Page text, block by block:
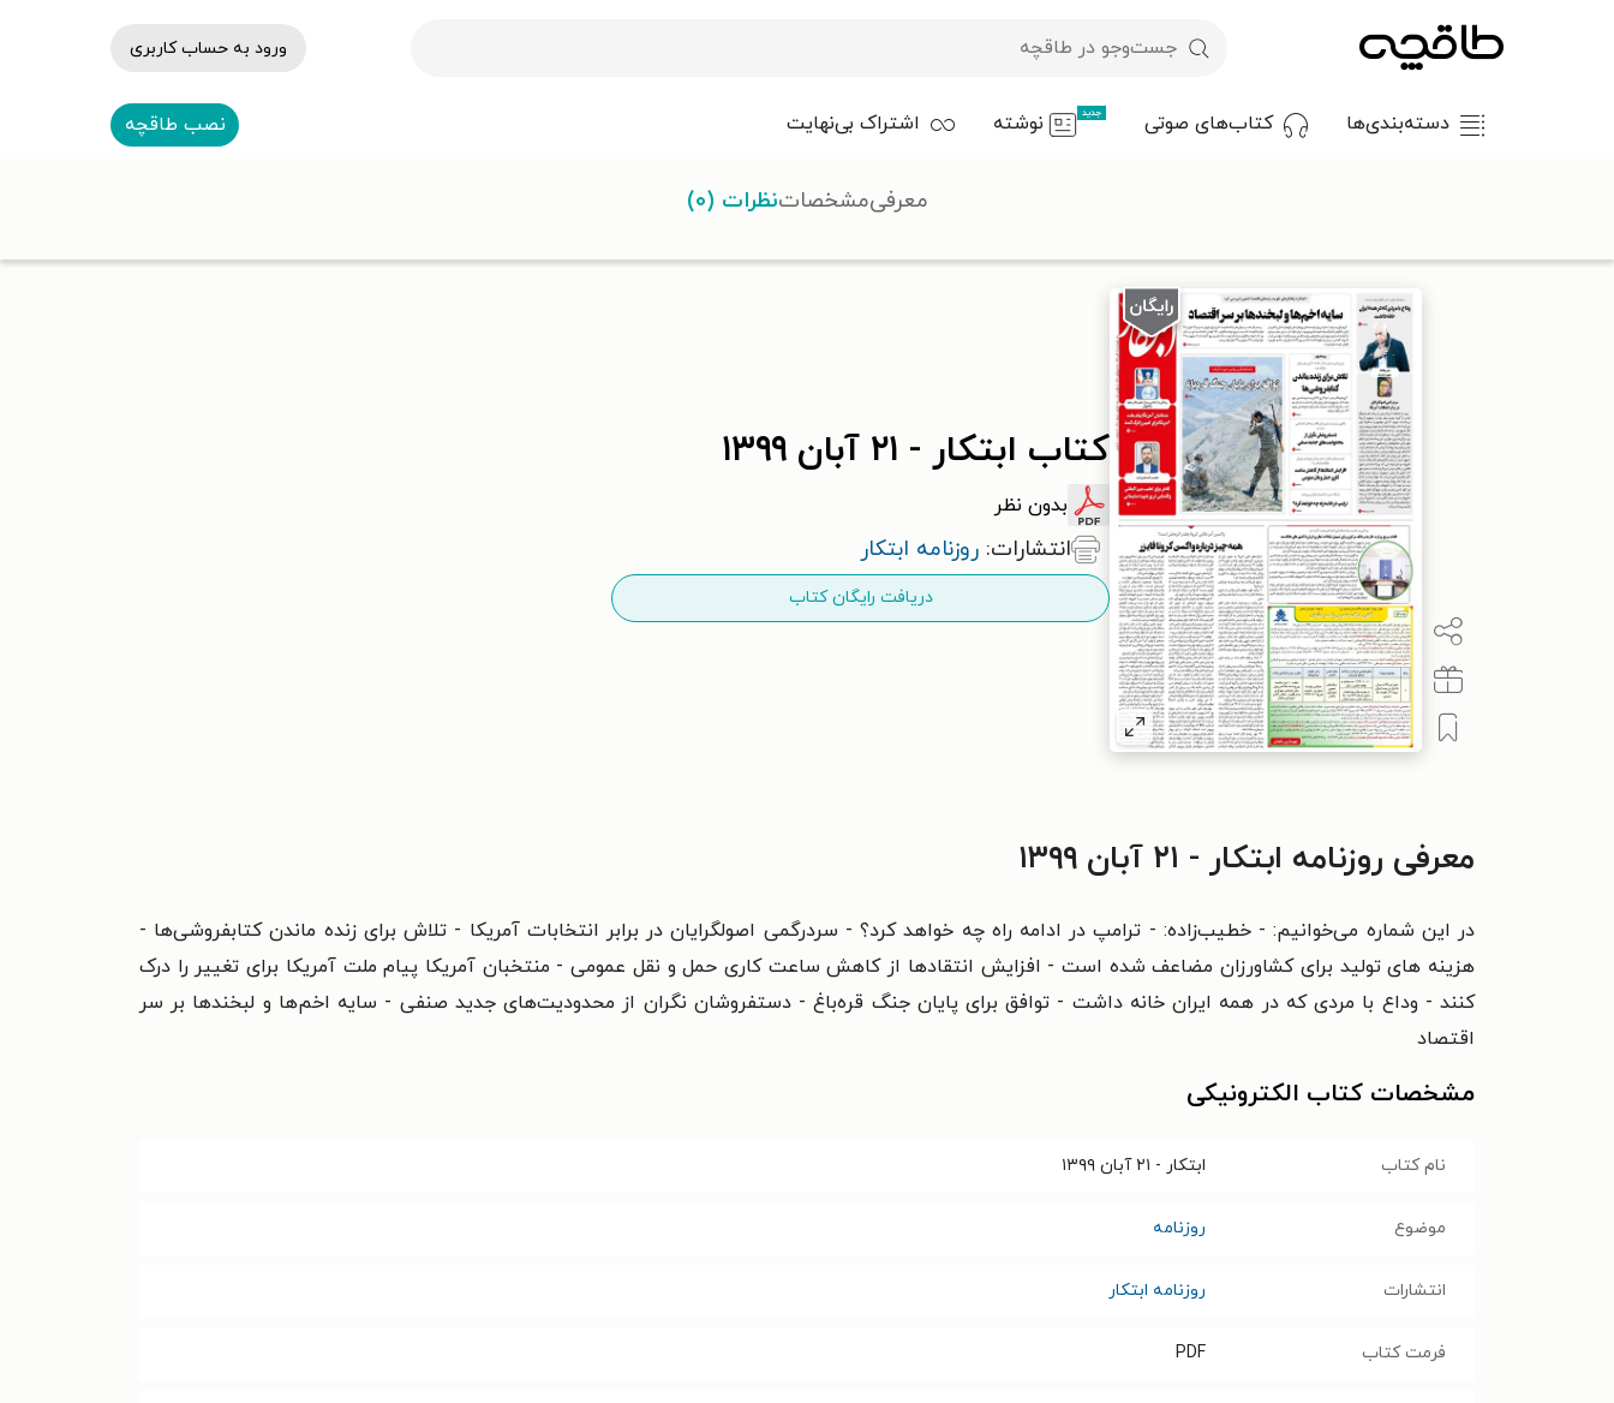
ورود به حساب کاربری
دسته‌بندی‌ها کتاب‌های صوتی جدید نوشته اشتراک بی‌نهایت نصب طاقچه
کتاب ابتکار - ۲۱ آبان ۱۳۹۹
بدون نظر
انتشارات: روزنامه ابتکار
دریافت رایگان کتاب
معرفیمشخصاتنظرات (۰)
معرفی روزنامه ابتکار - ۲۱ آبان ۱۳۹۹
در این شماره می‌خوانیم: - خطیب‌زاده: - ترامپ در ادامه راه چه خواهد کرد؟ - سردرگمی اصولگرایان در برابر انتخابات آمریکا - تلاش برای زنده‌ ماندن کتابفروشی‌ها -
هزینه های تولید برای کشاورزان مضاعف شده است - افزایش انتقادها از کاهش ساعت کاری حمل و نقل عمومی - منتخبان آمریکا پیام ملت آمریکا برای تغییر را درک
کنند - وداع با مردی که در همه ایران خانه داشت - توافق برای پایان جنگ قره‌باغ - دستفروشان نگران از محدودیت‌های جدید صنفی - سایه اخم‌ها و لبخندها بر سر
اقتصاد
مشخصات کتاب الکترونیکی
نام کتاب ابتکار - ۲۱ آبان ۱۳۹۹
موضوع روزنامه
انتشارات روزنامه ابتکار
فرمت کتاب PDF